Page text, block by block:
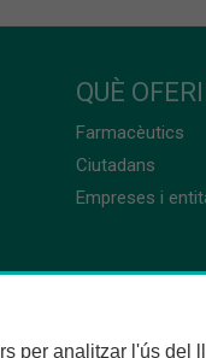
QUÈ
Farmacèutics
Ciutadans
Empreses i
per analitzar l'ús del